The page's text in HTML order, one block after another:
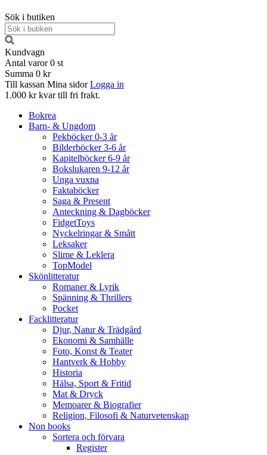
Sök i butiken
Kundvagn
Antal varor 0 st
Summa 0 kr
Till kassan Mina sidor Logga in
1.000 kr kvar till fri frakt.
Bokrea
Barn- & Ungdom
Pekböcker 0-3 år
Bilderböcker 3-6 år
Kapitelböcker 6-9 år
Bokslukaren 9-12 år
Unga vuxna
Faktaböcker
Saga & Present
Anteckning & Dagböcker
FidgetToys
Nyckelringar & Smått
Leksaker
Slime & Leklera
TopModel
Skönlitteratur
Romaner & Lyrik
Spänning & Thrillers
Pocket
Facklitteratur
Djur, Natur & Trädgård
Ekonomi & Samhälle
Foto, Konst & Teater
Hantverk & Hobby
Historia
Hälsa, Sport & Fritid
Mat & Dryck
Memoarer & Biografier
Religion, Filosofi & Naturvetenskap
Non books
Sortera och förvara
Register